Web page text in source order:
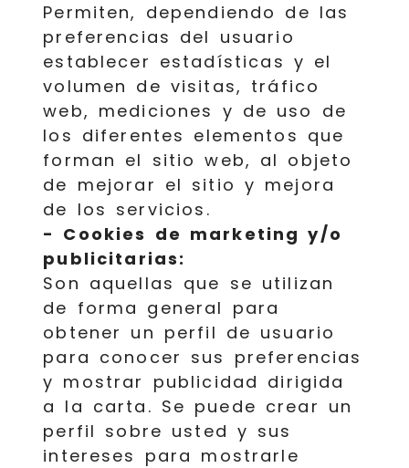
Permiten, dependiendo de las
preferencias del usuario
establecer estadísticas y el
volumen de visitas, tráfico
web, mediciones y de uso de
los diferentes elementos que
forman el sitio web, al objeto
de mejorar el sitio y mejora
de los servicios.
- Cookies de marketing y/o
publicitarias:
Son aquellas que se utilizan
de forma general para
obtener un perfil de usuario
para conocer sus preferencias
y mostrar publicidad dirigida
a la carta. Se puede crear un
perfil sobre usted y sus
intereses para mostrarle